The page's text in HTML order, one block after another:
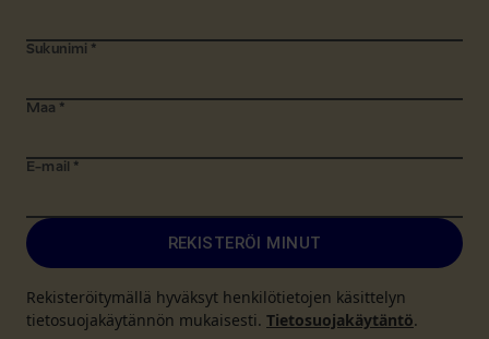
Sukunimi *
Maa *
E-mail *
REKISTERÖI MINUT
Rekisteröitymällä hyväksyt henkilötietojen käsittelyn
tietosuojakäytännön mukaisesti. Tietosuojakäytäntö.